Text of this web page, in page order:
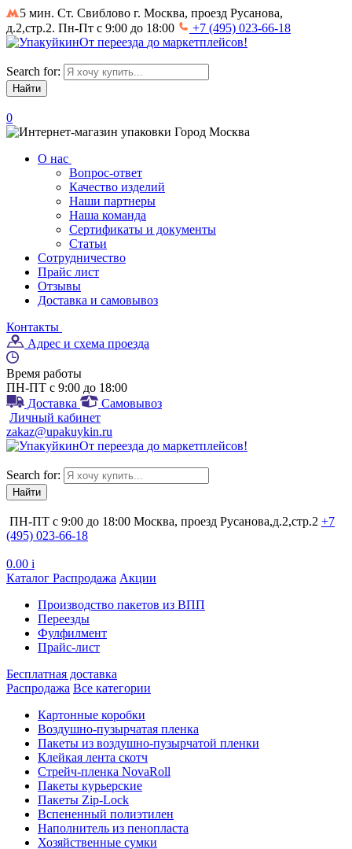
5 мин. Ст. Свиблово г. Москва, проезд Русанова,
д.2,стр.2. Пн-Пт с 9:00 до 18:00
+7 (495) 023-66-18
От переезда до маркетплейсов!
Search for:
0
Город Москва
О нас
Вопрос-ответ
Качество изделий
Наши партнеры
Наша команда
Сертификаты и документы
Статьи
Сотрудничество
Прайс лист
Отзывы
Доставка и самовывоз
Контакты
Адрес и схема проезда
Время работы
ПН-ПТ с 9:00 до 18:00
Доставка
Самовывоз
Личный кабинет
zakaz@upakuykin.ru
От переезда до маркетплейсов!
Search for:
ПН-ПТ с 9:00 до 18:00 Москва, проезд Русанова,д.2,стр.2 +7
(495) 023-66-18
0.00 i
Каталог Распродажа Акции
Производство пакетов из ВПП
Переезды
Фулфилмент
Прайс-лист
Бесплатная доставка
Распродажа Все категории
Картонные коробки
Воздушно-пузырчатая пленка
Пакеты из воздушно-пузырчатой пленки
Клейкая лента скотч
Стрейч-пленка NovaRoll
Пакеты курьерские
Пакеты Zip-Lock
Вспененный полиэтилен
Наполнитель из пенопласта
Хозяйственные сумки